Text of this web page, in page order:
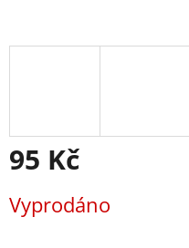
95 Kč
cena:
Vyprodáno